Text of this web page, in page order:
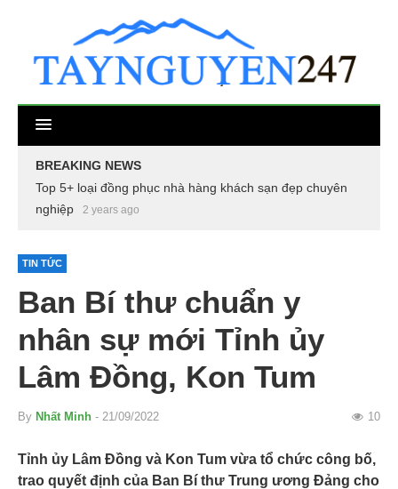
BREAKING NEWS
Top 5+ loại đồng phục nhà hàng khách sạn đẹp chuyên
nghiệp
2 years ago
TIN TỨC
Ban Bí thư chuẩn y
nhân sự mới Tỉnh ủy
Lâm Đồng, Kon Tum
By Nhất Minh - 21/09/2022 10
Tỉnh ủy Lâm Đồng và Kon Tum vừa tổ chức công bố,
trao quyết định của Ban Bí thư Trung ương Đảng cho